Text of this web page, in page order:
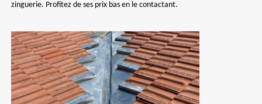
zinguerie. Profitez de ses prix bas en le contactant.